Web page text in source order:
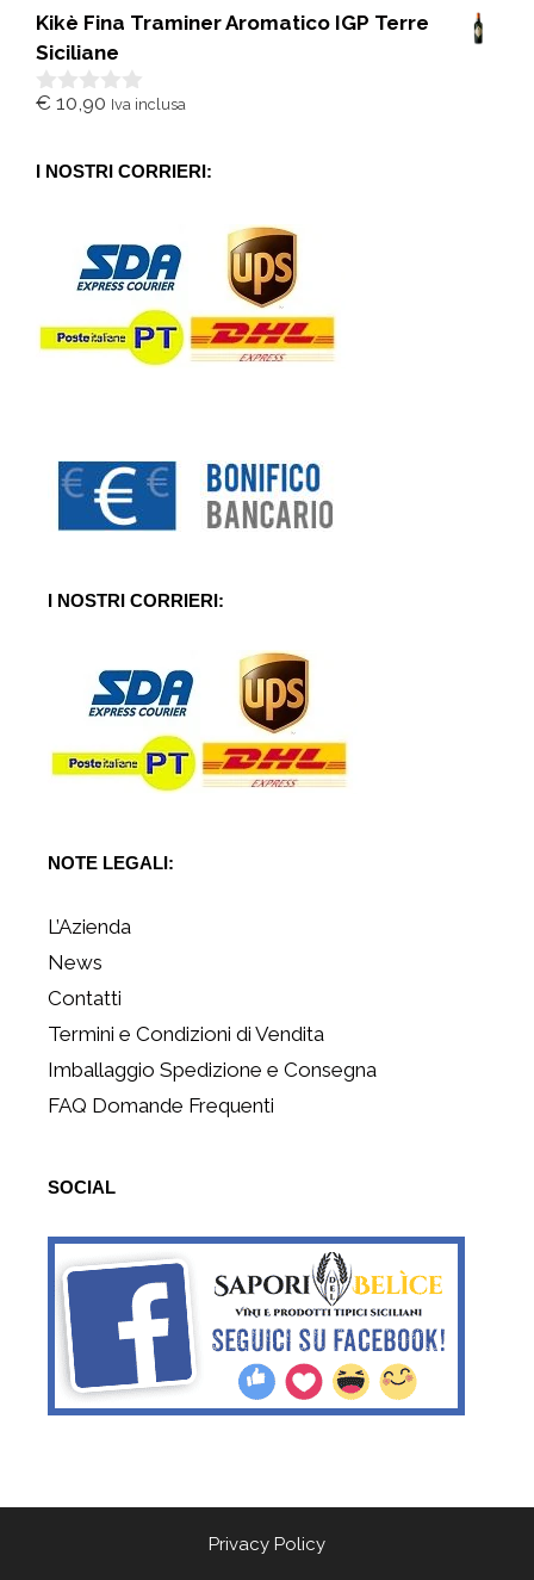
u
5
Kikè Fina Traminer Aromatico IGP Terre
Siciliane
0
5
€ 10,90 Iva inclusa
I NOSTRI CORRIERI:
I NOSTRI CORRIERI:
NOTE LEGALI:
L’Azienda
News
Contatti
Termini e Condizioni di Vendita
Imballaggio Spedizione e Consegna
FAQ Domande Frequenti
SOCIAL
Privacy Policy